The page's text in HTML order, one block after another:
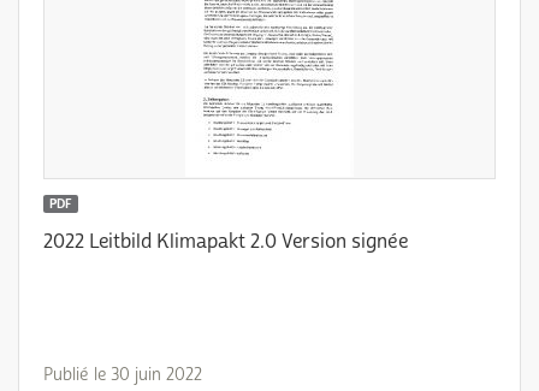
PDF
2022 Leitbild Klimapakt 2.0 Version signée
Publié le 30 juin 2022